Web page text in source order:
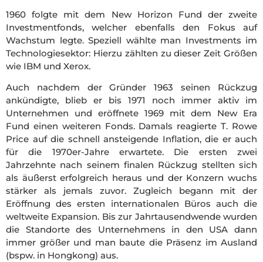
1960 folgte mit dem New Horizon Fund der zweite
Investmentfonds, welcher ebenfalls den Fokus auf
Wachstum legte. Speziell wählte man Investments im
Technologiesektor: Hierzu zählten zu dieser Zeit Größen
wie IBM und Xerox.
Auch nachdem der Gründer 1963 seinen Rückzug
ankündigte, blieb er bis 1971 noch immer aktiv im
Unternehmen und eröffnete 1969 mit dem New Era
Fund einen weiteren Fonds. Damals reagierte T. Rowe
Price auf die schnell ansteigende Inflation, die er auch
für die 1970er-Jahre erwartete. Die ersten zwei
Jahrzehnte nach seinem finalen Rückzug stellten sich
als äußerst erfolgreich heraus und der Konzern wuchs
stärker als jemals zuvor. Zugleich begann mit der
Eröffnung des ersten internationalen Büros auch die
weltweite Expansion. Bis zur Jahrtausendwende wurden
die Standorte des Unternehmens in den USA dann
immer größer und man baute die Präsenz im Ausland
(bspw. in Hongkong) aus.